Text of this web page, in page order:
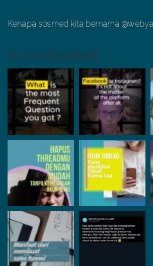
Kenapa sosmed kita bernama
IG @webyangbaik